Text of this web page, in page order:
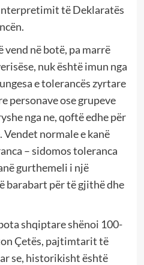
të Deklaratës
në botë, pa marrë
nuk është imun nga
e tolerancës zyrtare
personave ose grupeve
nga ne, qoftë edhe për
normale e kanë
– sidomos toleranca
gurthemeli i një
barabart për të gjithë dhe
shqiptare shënoi 100-
Çetës, pajtimtarit të
se, historikisht është